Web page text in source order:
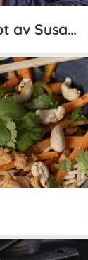
Nyttig matchaglass – recept av Susanna Jungblom